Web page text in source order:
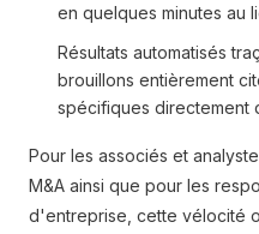
en quelques minutes au
Résultats automatisés
brouillons entièrement
spécifiques directement
Pour les associés et
M&A ainsi que pour les
d'entreprise, cette vélocité